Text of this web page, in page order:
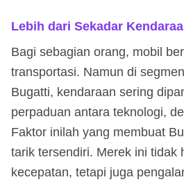
Lebih dari Sekadar
Bagi sebagian orang, mobil
transportasi. Namun di
Bugatti, kendaraan sering
perpaduan antara teknologi,
Faktor inilah yang membuat
tarik tersendiri. Merek ini tidak
kecepatan, tetapi juga